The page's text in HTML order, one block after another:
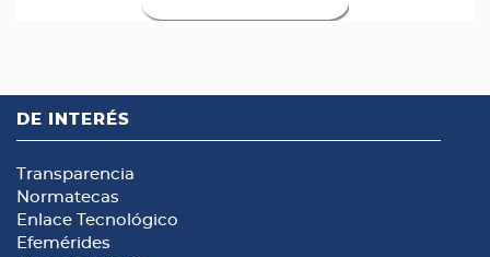
DE INTERÉS
Transparencia
Normatecas
Enlace Tecnológico
Efemérides